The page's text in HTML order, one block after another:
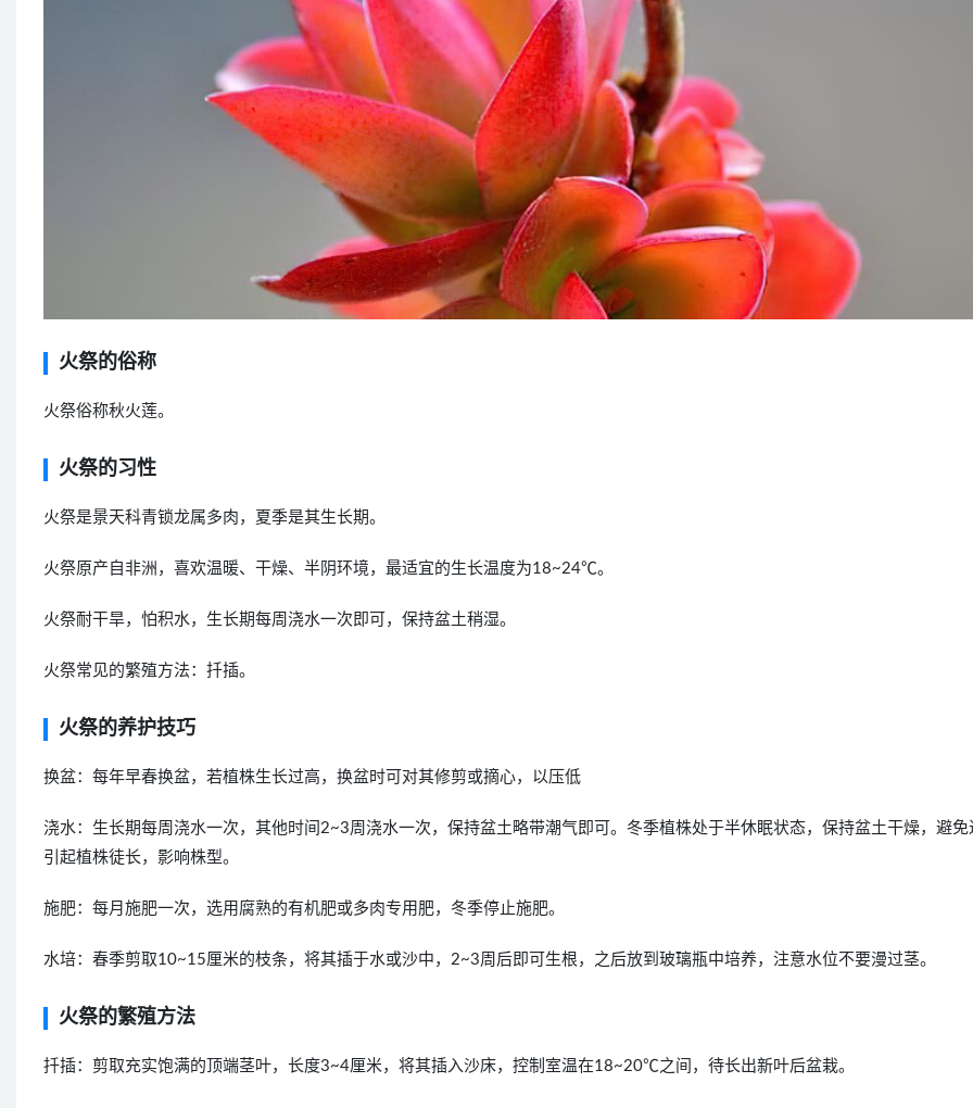
火祭的俗称
火祭俗称秋火莲。
火祭的习性
火祭是景天科青锁龙属多肉，夏季是其生长期。
火祭原产自非洲，喜欢温暖、干燥、半阴环境，最适宜的生长温度为18~24℃。
火祭耐干旱，怕积水，生长期每周浇水一次即可，保持盆土稍湿。
火祭常见的繁殖方法：扦插。
火祭的养护技巧
换盆：每年早春换盆，若植株生长过高，换盆时可对其修剪或摘心，以压低
浇水：生长期每周浇水一次，其他时间2~3周浇水一次，保持盆土略带潮气即可。冬季植株处于半休眠状态，保持盆土干燥，避免
引起植株徒长，影响株型。
施肥：每月施肥一次，选用腐熟的有机肥或多肉专用肥，冬季停止施肥。
水培：春季剪取10~15厘米的枝条，将其插于水或沙中，2~3周后即可生根，之后放到玻璃瓶中培养，注意水位不要漫过茎。
火祭的繁殖方法
扦插：剪取充实饱满的顶端茎叶，长度3~4厘米，将其插入沙床，控制室温在18~20℃之间，待长出新叶后盆栽。